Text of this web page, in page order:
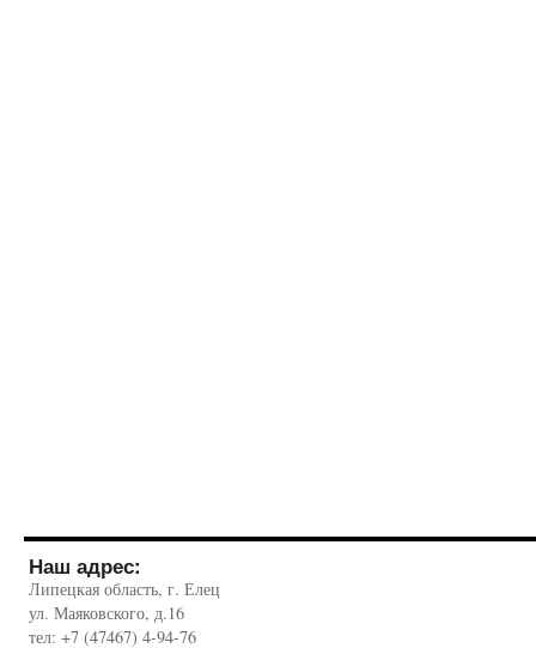
Наш адрес:
Липецкая область, г. Елец
ул. Маяковского, д.16
тел: +7 (47467) 4-94-76